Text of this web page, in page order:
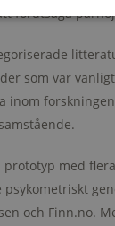
förutsäga
som var
inom
med
och Finn.no.